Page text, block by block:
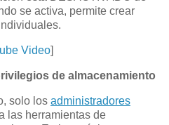
se activa, permite crear
Video]
de almacenamiento
solo los administradores
las herramientas de